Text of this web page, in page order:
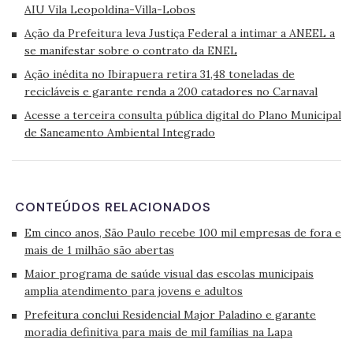
AIU Vila Leopoldina-Villa-Lobos
Ação da Prefeitura leva Justiça Federal a intimar a ANEEL a
se manifestar sobre o contrato da ENEL
Ação inédita no Ibirapuera retira 31,48 toneladas de
recicláveis e garante renda a 200 catadores no Carnaval
Acesse a terceira consulta pública digital do Plano Municipal
de Saneamento Ambiental Integrado
CONTEÚDOS RELACIONADOS
Em cinco anos, São Paulo recebe 100 mil empresas de fora e
mais de 1 milhão são abertas
Maior programa de saúde visual das escolas municipais
amplia atendimento para jovens e adultos
Prefeitura conclui Residencial Major Paladino e garante
moradia definitiva para mais de mil famílias na Lapa